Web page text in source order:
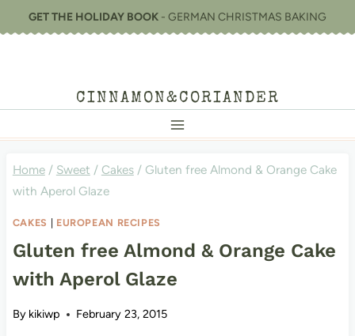
to
GET THE HOLIDAY BOOK - GERMAN CHRISTMAS BAKING
CINNAMON&CORIANDER
Home / Sweet / Cakes / Gluten free Almond & Orange Cake
with Aperol Glaze
CAKES | EUROPEAN RECIPES
Gluten free Almond & Orange Cake
with Aperol Glaze
By kikiwp February 23, 2015